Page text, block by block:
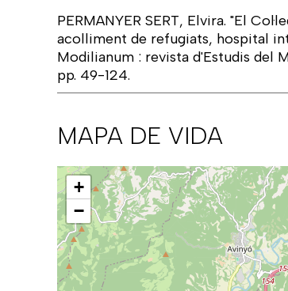
PERMANYER SERT, Elvira. "El
acolliment de refugiats, hospital
Modilianum : revista d'Estudis del
pp. 49-124.
MAPA DE VIDA
Mapa
+
−